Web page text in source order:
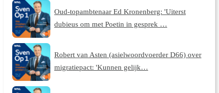
Oud-topambtenaar Ed Kronenberg: 'Uiterst
dubieus om met Poetin in gesprek …
Robert van Asten (asielwoordvoerder D66) over
migratiepact: 'Kunnen gelijk…